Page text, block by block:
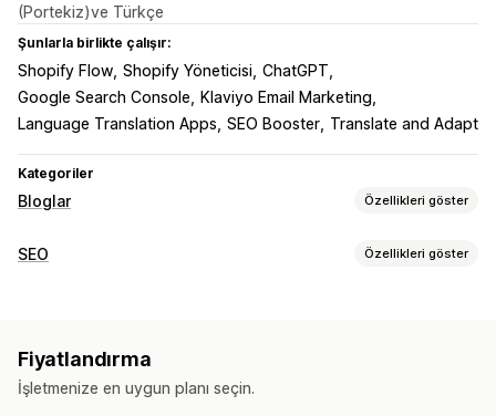
(Portekiz)ve Türkçe
Şunlarla birlikte çalışır:
Shopify Flow Shopify Yöneticisi ChatGPT
Google Search Console
Klaviyo Email Marketing
Language Translation Apps SEO Booster Translate and Adapt
Kategoriler
Bloglar Özellikleri göster
İçerik oluşturma
Ekli ürünler Alışveriş yapılabilir bağlantılar
Ekli videolar
Yorumlar
İçindekiler tablosu
SEO Özellikleri göster
Yapay zeka üretimi
Meta veri optimizasyonu Otomasyonlar
Fiyatlandırma
İşletmenize en uygun planı seçin.